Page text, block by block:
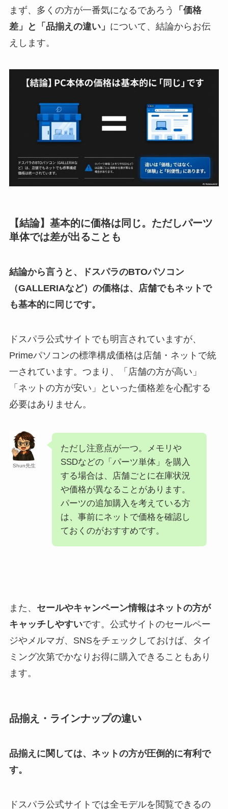
まず、多くの方が一番気になるであろう
「価格
差」と「品揃えの違い」 について、結論からお伝
えします。
【結論】基本的に価格は同じ。ただしパーツ
単体では差が出ることも
結論から言うと、ドスパラのBTOパソコン
（GALLERIAなど）の価格は、店舗でもネットで
も基本的に同じです。
ドスパラ公式サイトでも明言されていますが、
Primeパソコンの標準構成価格は店舗・ネットで統
一されています。つまり、「店舗の方が高い」
「ネットの方が安い」といった価格差を心配する
必要はありません。
Shun先生
ただし注意点が一つ。メモリや
SSDなどの「パーツ単体」を購入
する場合は、店舗ごとに在庫状況
や価格が異なることがあります。
パーツの追加購入を考えている方
は、事前にネットで価格を確認し
ておくのがおすすめです。
また、 セールやキャンペーン情報はネットの方が
キャッチしやすいです。公式サイトのセールペー
ジやメルマガ、SNSをチェックしておけば、タイ
ミング次第でかなりお得に購入できることもあり
ます。
品揃え・ラインナップの違い
品揃えに関しては、ネットの方が圧倒的に有利で
す。
ドスパラ公式サイトでは全モデルを閲覧できるの